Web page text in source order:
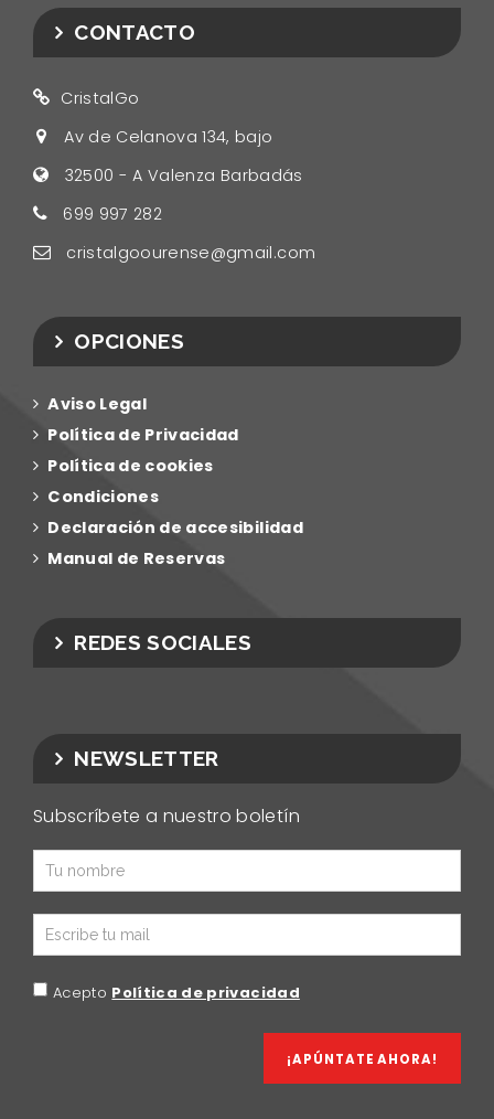
CONTACTO
CristalGo
Av de Celanova 134, bajo
32500 -A Valenza Barbadás
699 997 282
cristalgoourense@gmail.com
OPCIONES
Aviso Legal
Polí­tica de Privacidad
Polí­tica de cookies
Condiciones
Declaración de accesibilidad
Manual de Reservas
REDES SOCIALES
NEWSLETTER
Subscríbete a nuestro boletín
Acepto Política de privacidad
¡APÚNTATE AHORA!